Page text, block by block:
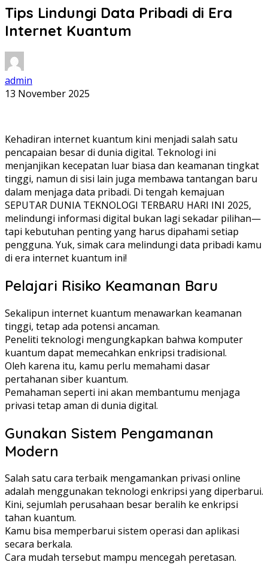
Tips Lindungi Data Pribadi di Era
Internet Kuantum
admin
13 November 2025
Kehadiran internet kuantum kini menjadi salah satu
pencapaian besar di dunia digital. Teknologi ini
menjanjikan kecepatan luar biasa dan keamanan tingkat
tinggi, namun di sisi lain juga membawa tantangan baru
dalam menjaga data pribadi. Di tengah kemajuan
SEPUTAR DUNIA TEKNOLOGI TERBARU HARI INI 2025,
melindungi informasi digital bukan lagi sekadar pilihan—
tapi kebutuhan penting yang harus dipahami setiap
pengguna. Yuk, simak cara melindungi data pribadi kamu
di era internet kuantum ini!
Pelajari Risiko Keamanan Baru
Sekalipun internet kuantum menawarkan keamanan
tinggi, tetap ada potensi ancaman.
Peneliti teknologi mengungkapkan bahwa komputer
kuantum dapat memecahkan enkripsi tradisional.
Oleh karena itu, kamu perlu memahami dasar
pertahanan siber kuantum.
Pemahaman seperti ini akan membantumu menjaga
privasi tetap aman di dunia digital.
Gunakan Sistem Pengamanan
Modern
Salah satu cara terbaik mengamankan privasi online
adalah menggunakan teknologi enkripsi yang diperbarui.
Kini, sejumlah perusahaan besar beralih ke enkripsi
tahan kuantum.
Kamu bisa memperbarui sistem operasi dan aplikasi
secara berkala.
Cara mudah tersebut mampu mencegah peretasan.